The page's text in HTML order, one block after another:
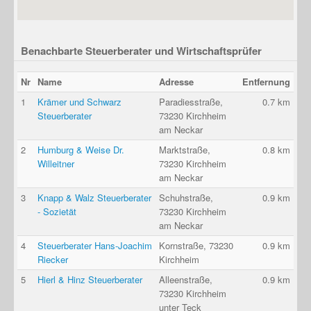
Benachbarte Steuerberater und Wirtschaftsprüfer
Nr Name Adresse
Entfernung
1
Krämer und Schwarz
Steuerberater
Paradiesstraße,
73230 Kirchheim
am Neckar
0.7 km
2
Humburg & Weise Dr.
Willeitner
Marktstraße,
73230 Kirchheim
am Neckar
0.8 km
3
Knapp & Walz Steuerberater
- Sozietät
Schuhstraße,
73230 Kirchheim
am Neckar
0.9 km
4
Steuerberater Hans-Joachim
Riecker
Kornstraße, 73230
Kirchheim
0.9 km
5 Hierl & Hinz Steuerberater
Alleenstraße,
73230 Kirchheim
unter Teck
0.9 km